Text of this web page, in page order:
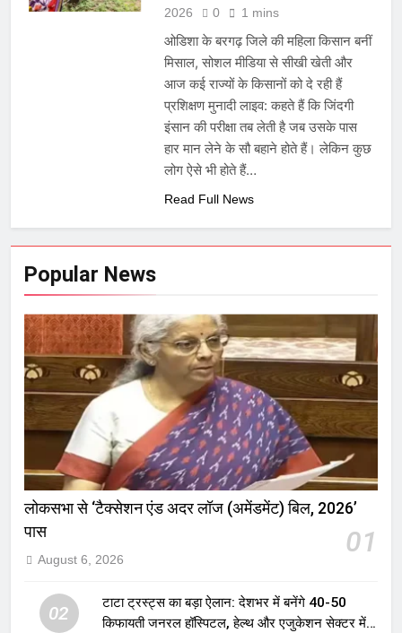
2026
0 1 mins
ओडिशा के बरगढ़ जिले की महिला किसान बनीं
मिसाल, सोशल मीडिया से सीखी खेती और
आज कई राज्यों के किसानों को दे रही हैं
प्रशिक्षण मुनादी लाइव: कहते हैं कि जिंदगी
इंसान की परीक्षा तब लेती है जब उसके पास
हार मान लेने के सौ बहाने होते हैं। लेकिन कुछ
लोग ऐसे भी होते हैं…
Read Full News
Popular News
लोकसभा से ‘टैक्सेशन एंड अदर लॉज (अमेंडमेंट) बिल, 2026’
पास
01
August 6, 2026
02
टाटा ट्रस्ट्स का बड़ा ऐलान: देशभर में बनेंगे 40-50
किफायती जनरल हॉस्पिटल, हेल्थ और एजुकेशन सेक्टर में